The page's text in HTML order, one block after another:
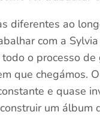
diferentes ao
com a
o processo
que chegámos.
e quase
um álbum